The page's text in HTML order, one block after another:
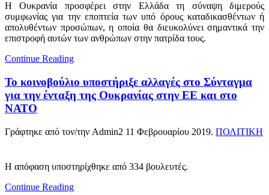
Η Ουκρανία προσφέρει στην Ελλάδα τη σύναψη διμερούς
συμφωνίας για την εποπτεία των υπό όρους καταδικασθέντων ή
απολυθέντων προσώπων, η οποία θα διευκολύνει σημαντικά την
επιστροφή αυτών των ανθρώπων στην πατρίδα τους.
Continue Reading
Το κοινοβούλιο υποστήριξε αλλαγές στο Σύνταγμα
για την ένταξη της Ουκρανίας στην ΕΕ και στο
ΝΑΤΟ
Γράφτηκε από τον/την Admin2 11 Φεβρουαρίου 2019. ΠΟΛΙΤΙΚΗ
Η απόφαση υποστηρίχθηκε από 334 βουλευτές.
Continue Reading